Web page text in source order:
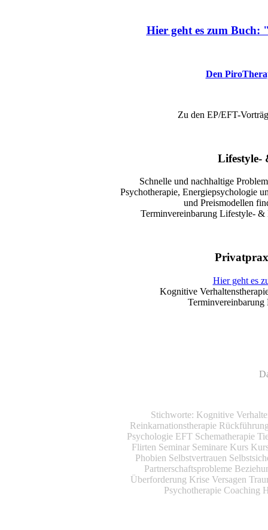
Hier geht es zum Buch:
Den
Zu den EP/EFT-
Lifestyle-
Schnelle und nachhaltige
Psychotherapie, Energiepsychologie
und Preismodellen
Terminvereinbarung Lifestyle- &
Hier geht es
Kognitive
Terminvereinbarung
Stichworte: Kognitive
Reinkarnationstherapie
Psychologie EFT Schematherapie
Flirten Seminar Seminare Kurs
Phobien Selbstvertrauen
Partnerschaftsprobleme
Überforderung Krise Versagen
Psychotherapie Coaching